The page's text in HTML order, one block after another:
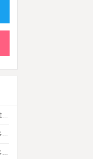
疯狂水世界资源获取攻略，多多云手机挂机搬砖自动攒材料
疯狂水世界新手怎么玩常见问题分析？多多云手机多开托管挂机升级打怪
疯狂水世界新手开荒攻略，多多云手机多开托管，自动搞定海量重复日常快速升级